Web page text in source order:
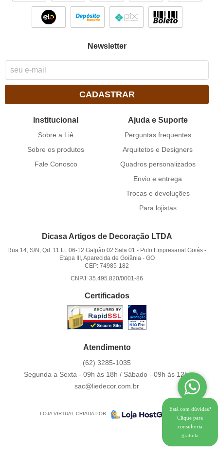
Newsletter
CADASTRAR
Institucional
Sobre a Liê
Sobre os produtos
Fale Conosco
Ajuda e Suporte
Perguntas frequentes
Arquitetos e Designers
Quadros personalizados
Envio e entrega
Trocas e devoluções
Para lojistas
Dicasa Artigos de Decoração LTDA
Rua 14, S/N, Qd. 11 Lt. 06-12 Galpão 02 Sala 01 - Polo Empresarial Goiás -
Etapa III, Aparecida de Goiânia- GO
CEP: 74985-182
CNPJ: 35.495.820/0001-86
Certificados
Atendimento
(62) 3285-1035
Segunda a Sexta - 09h às 18h / Sábado - 09h às 12h.
sac@liedecor.com.br
LOJA VIRTUAL CRIADA POR
Está com dúvidas?
Clique para
consultoria
gratuita